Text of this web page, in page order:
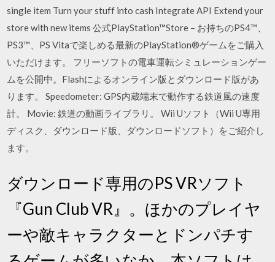
single item Turn your stuff into cash Integrate API Extend your
store with new items 公式PlayStation™Store – お持ちのPS4™、
PS3™、PS Vitaで楽しめる最新のPlayStation®ゲームをご購入
いただけます。 フリーソフトの電車運転シミュレーションゲー
ムを公開中。Flashによるオンライン版とダウンロード版があ
ります。 Speedometer: GPS内蔵端末で動作する鉄道風の速度
計。 Movie: 鉄道の動画ライブラリ。 Wii Uソフト（Wii U専用
ディスク、ダウンロード版、ダウンロードソフト）をご紹介し
ます。
ダウンロード専用のPS VRソフト
『Gun Club VR』。ほかのプレイヤ
ーや敵キャラクターとドンパチす